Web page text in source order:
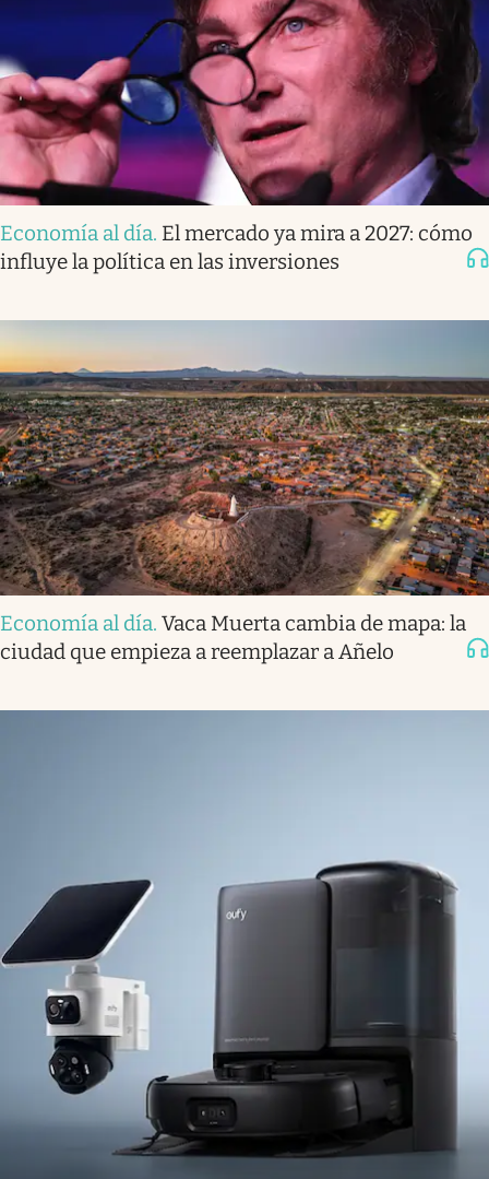
Economía al día. El mercado ya mira a 2027: cómo
influye la política en las inversiones
Economía al día. Vaca Muerta cambia de mapa: la
ciudad que empieza a reemplazar a Añelo